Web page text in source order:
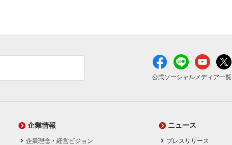
公式ソーシャルメディア一覧
企業情報
企業理念・経営ビジョン
ニュース
プレスリリース